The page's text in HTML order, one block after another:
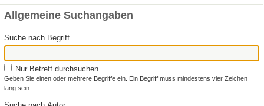
Allgemeine Suchangaben
Suche nach Begriff
Nur Betreff durchsuchen
Geben Sie einen oder mehrere Begriffe ein. Ein Begriff muss mindestens vier Zeichen
lang sein.